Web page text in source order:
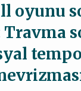
oyunu